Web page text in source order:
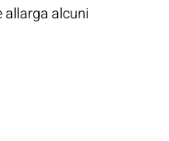
allarga alcuni